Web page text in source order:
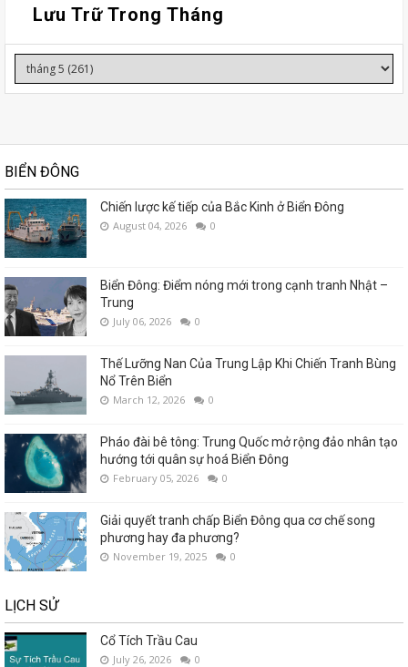
Lưu Trữ Trong Tháng
BIỂN ĐÔNG
Chiến lược kế tiếp của Bắc Kinh ở Biển Đông
August 04, 2026 0
Biển Đông: Điểm nóng mới trong cạnh tranh Nhật –
Trung
July 06, 2026 0
Thế Lưỡng Nan Của Trung Lập Khi Chiến Tranh Bùng
Nổ Trên Biển
March 12, 2026 0
Pháo đài bê tông: Trung Quốc mở rộng đảo nhân tạo
hướng tới quân sự hoá Biển Đông
February 05, 2026 0
Giải quyết tranh chấp Biển Đông qua cơ chế song
phương hay đa phương?
November 19, 2025 0
LỊCH SỬ
Cổ Tích Trầu Cau
July 26, 2026 0